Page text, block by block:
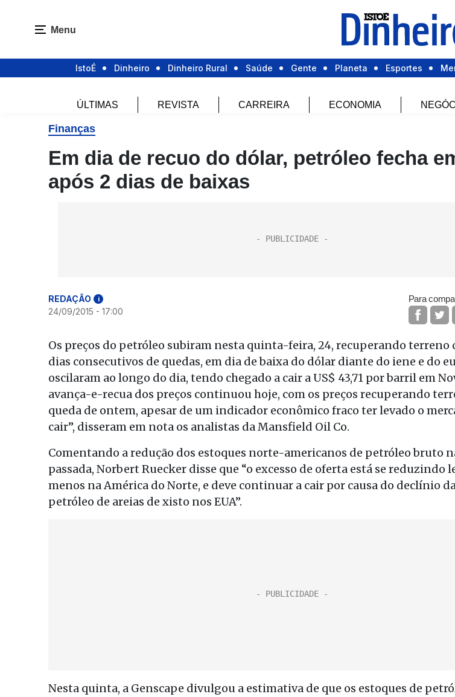
Menu
IstoÉ Dinheiro Dinheiro Rural Saúde Gente Planeta Esportes
ÚLTIMAS REVISTA CARREIRA ECONOMIA
Finanças
Em dia de recuo do dólar, petróleo fecha
após 2 dias de baixas
REDAÇÃO i
24/09/2015 - 17:00
Para
Os preços do petróleo subiram nesta quinta-feira, 24, recuperando terreno
dias consecutivos de quedas, em dia de baixa do dólar diante do iene e do
oscilaram ao longo do dia, tendo chegado a cair a US$ 43,71 por barril em
avança-e-recua dos preços continuou hoje, com os preços recuperando
queda de ontem, apesar de um indicador econômico fraco ter levado o
cair”, disseram em nota os analistas da Mansfield Oil Co.
Comentando a redução dos estoques norte-americanos de petróleo bruto
passada, Norbert Ruecker disse que “o excesso de oferta está se reduzindo
menos na América do Norte, e deve continuar a cair por causa do declínio
petróleo de areias de xisto nos EUA”.
Nesta quinta, a Genscape divulgou a estimativa de que os estoques de